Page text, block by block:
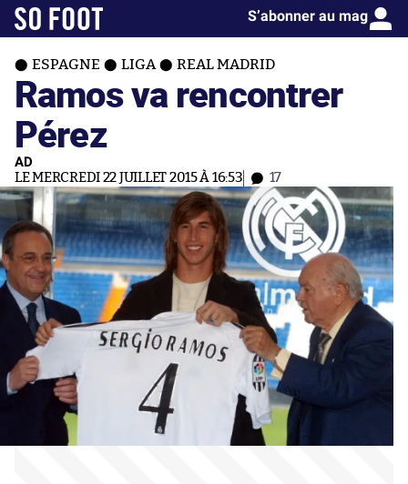
S’abonner au mag
ESPAGNE LIGA REAL MADRID
Ramos va rencontrer
Pérez
AD
LE MERCREDI 22 JUILLET 2015 À 16:53 17